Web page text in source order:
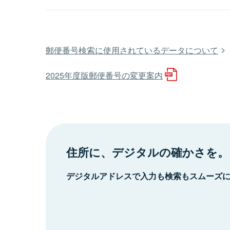
郵便番号検索に使用されているデータについて
2025年度版郵便番号の変更案内
住所に、デジタルの確かさを。
デジタルアドレスで入力も検索もスムーズ